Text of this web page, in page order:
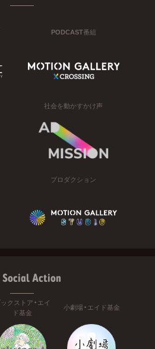
PODCAST番組
社会を動かすかけ声
プロダクション
Social Action
クストア・エイ
ド基金
小劇場・エイド基金